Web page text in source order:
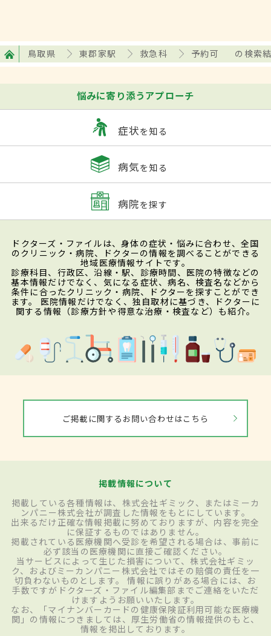
鳥取県 東郡家駅 救急科 予約可 の検索
悩みに寄り添うアプローチ
症状を知る
病気を知る
病院を探す
ドクターズ・ファイルは、身体の症状・悩みに合わせ、全国
のクリニック・病院、ドクターの情報を調べることができる
地域医療情報サイトです。
診療科目、行政区、沿線・駅、診療時間、医院の特徴などの
基本情報だけでなく、気になる症状、病名、検査名などから
条件に合ったクリニック・病院、ドクターを探すことができ
ます。 医院情報だけでなく、独自取材に基づき、ドクターに
関する情報（診療方針や得意な治療・検査など）も紹介。
ご掲載に関するお問い合わせはこちら
掲載情報について
掲載している各種情報は、株式会社ギミック、またはミーカ
ンパニー株式会社が調査した情報をもとにしています。
出来るだけ正確な情報掲載に努めておりますが、内容を完全
に保証するものではありません。
掲載されている医療機関へ受診を希望される場合は、事前に
必ず該当の医療機関に直接ご確認ください。
当サービスによって生じた損害について、株式会社ギミッ
ク、およびミーカンパニー株式会社ではその賠償の責任を一
切負わないものとします。 情報に誤りがある場合には、お
手数ですがドクターズ・ファイル編集部までご連絡をいただ
けますようお願いいたします。
なお、「マイナンバーカードの健康保険証利用可能な医療機
関」の情報につきましては、厚生労働省の情報提供のもと、
情報を掲出しております。